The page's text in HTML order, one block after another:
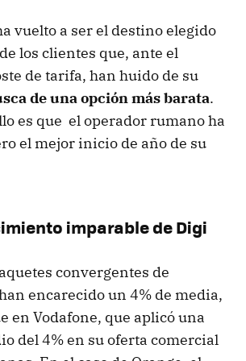
vuelto a ser el destino elegido
los clientes que, ante el
de tarifa, han huido de su
de una opción más barata.
es que el operador rumano ha
el mejor inicio de año de su
imparable de Digi
convergentes de
encarecido un 4% de media,
en Vodafone, que aplicó una
del 4% en su oferta comercial